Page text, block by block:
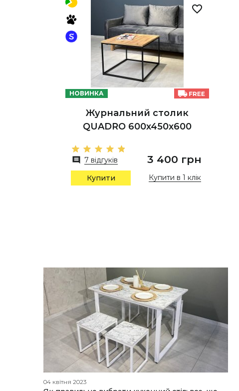
НОВИНКА
Журнальний столик
QUADRO 600х450х600
7 відгуків 3 400 грн
Купити Купити в 1 клік
04 квітня 2023